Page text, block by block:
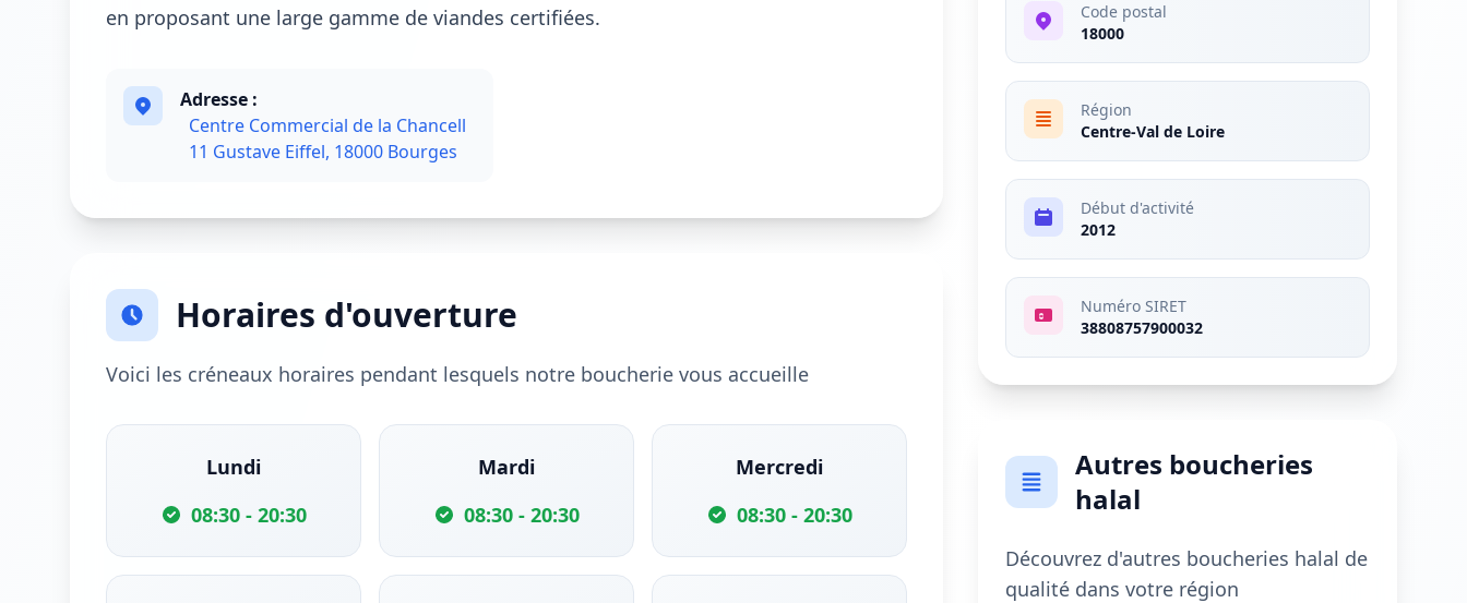
en proposant une large gamme de viandes certifiées.
Adresse :
Centre Commercial de la Chancell
11 Gustave Eiffel, 18000 Bourges
Horaires d'ouverture
Voici les créneaux horaires pendant lesquels notre boucherie vous accueille
Lundi
08:30 - 20:30
Mardi
08:30 - 20:30
Mercredi
08:30 - 20:30
Code postal
18000
Région
Centre-Val de Loire
Début d'activité
2012
Numéro SIRET
38808757900032
Autres boucheries
halal
Découvrez d'autres boucheries halal de
qualité dans votre région